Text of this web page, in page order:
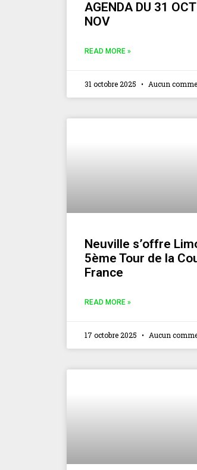
AGENDA DU 31
NOV
READ MORE »
31 octobre 2025 Aucun
Neuville s’offre
5ème Tour de la
France
READ MORE »
17 octobre 2025 Aucun